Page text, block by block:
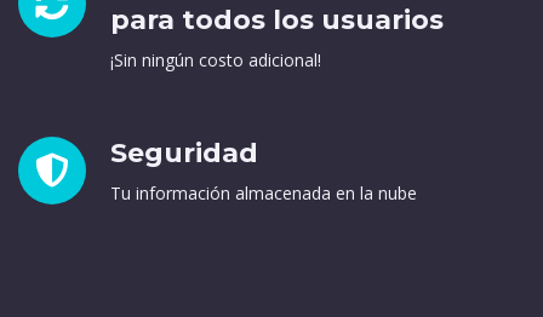
para todos los usuarios​
¡Sin ningún costo adicional!
Seguridad​
Tu información almacenada en la nube